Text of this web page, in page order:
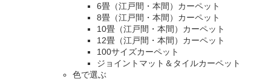
6畳（江戸間・本間）カーペット
8畳（江戸間・本間）カーペット
10畳（江戸間・本間）カーペット
12畳（江戸間・本間）カーペット
100サイズカーペット
ジョイントマット＆タイルカーペット
色で選ぶ